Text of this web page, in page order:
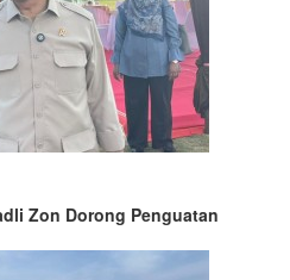
Zon Dorong Penguatan